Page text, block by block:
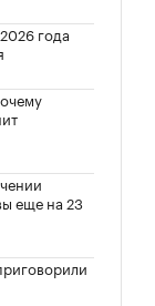
года
еще на 23